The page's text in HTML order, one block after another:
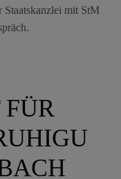
Staatskanzlei mit StM